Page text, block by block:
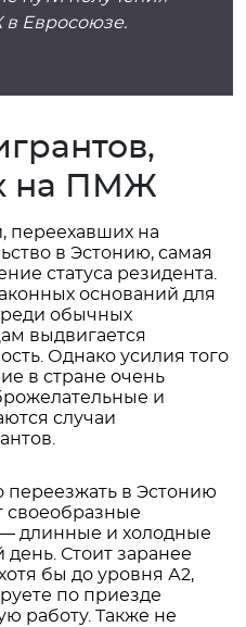
Евросоюзе.
на ПМЖ
переехавших на
в Эстонию, самая
статуса резидента.
оснований для
обычных
выдвигается
Однако усилия того
в стране очень
и
случаи
переезжать в Эстонию
своеобразные
длинные и холодные
Стоит заранее
бы до уровня А2,
по приезде
работу. Также не